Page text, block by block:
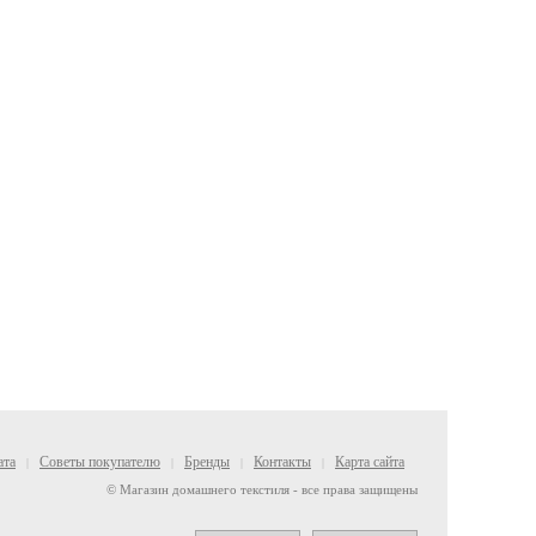
Советы покупателю Бренды Контакты Карта сайта
© Магазин домашнего текстиля - все права защищены